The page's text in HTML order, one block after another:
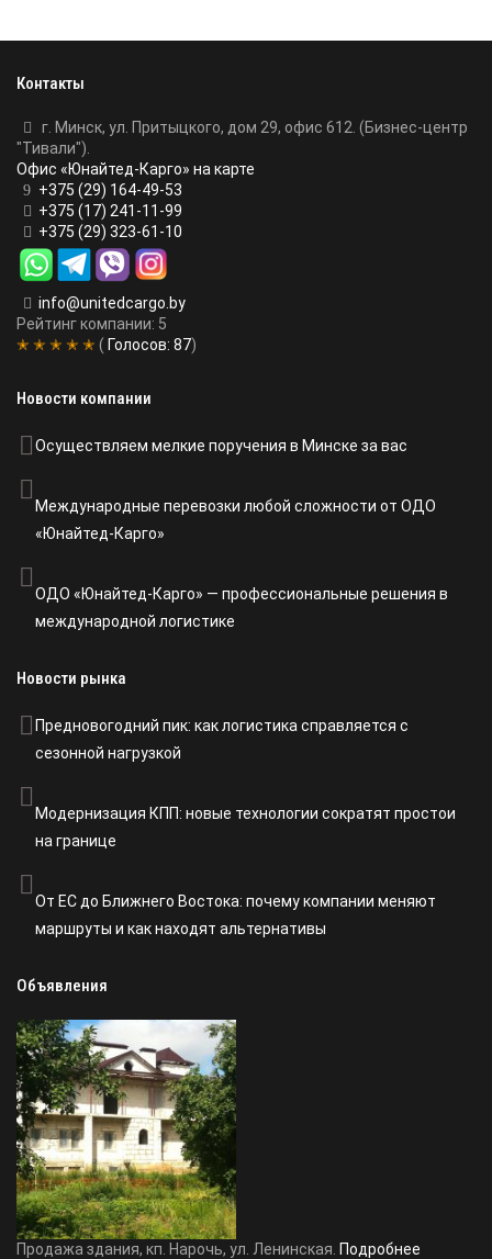
Контакты
г. Минск, ул. Притыцкого, дом 29, офис 612. (Бизнес-центр
"Тивали").
Офис «Юнайтед-Карго» на карте
+375 (29) 164-49-53
+375 (17) 241-11-99
+375 (29) 323-61-10
info@unitedcargo.by
Рейтинг компании: 5
✭ ✭ ✭ ✭ ✭ ( Голосов: 87)
Новости компании
Осуществляем мелкие поручения в Минске за вас
Международные перевозки любой сложности от ОДО
«Юнайтед-Карго»
ОДО «Юнайтед-Карго» — профессиональные решения в
международной логистике
Новости рынка
Предновогодний пик: как логистика справляется с
сезонной нагрузкой
Модернизация КПП: новые технологии сократят простои
на границе
От ЕС до Ближнего Востока: почему компании меняют
маршруты и как находят альтернативы
Объявления
Продажа здания, кп. Нарочь, ул. Ленинская. Подробнее